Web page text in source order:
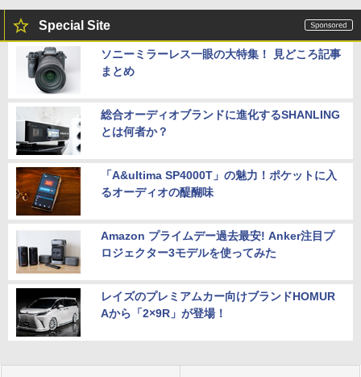
Special Site
ソニーミラーレス一眼の大特集！ 見どころ記事
まとめ
総合オーディオブランドに進化するSHANLING
とは何者か？
「A&ultima SP4000T」の魅力！ポケットに入
るオーディオの醍醐味
Amazon プライムデー過去最安! Anker注目プ
ロジェクター3モデルを使ってみた
レイズのプレミアムカー向けブランドHOMUR
Aから「2×9R」が登場！